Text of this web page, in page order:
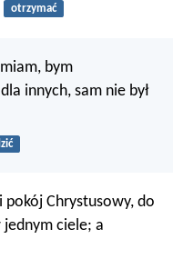
otrzymać
bym
innych, sam nie był
pokój Chrystusowy, do
ciele; a